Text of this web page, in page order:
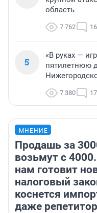
область
7 762 16
5
«В руках —
пятилетнюю
7 380 17
МНЕНИЕ
Продашь за
возьмут с
нам готовит
налоговый
коснется
даже